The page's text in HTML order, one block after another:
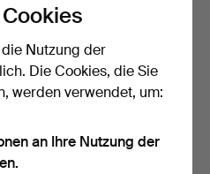
MERALIN JEWELRY. Kette
mit Zirkonia, 925er…
3 Tage
289 USD
Nutzung der
Die Cookies, die Sie
werden verwendet, um:
an Ihre Nutzung der